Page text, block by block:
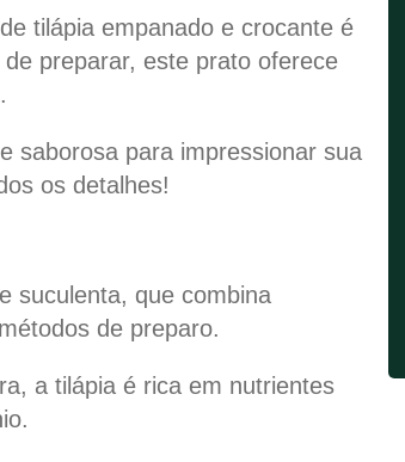
tilápia empanado e crocante é
preparar, este prato oferece
saborosa para impressionar sua
os detalhes!
suculenta, que combina
de preparo.
a tilápia é rica em nutrientes